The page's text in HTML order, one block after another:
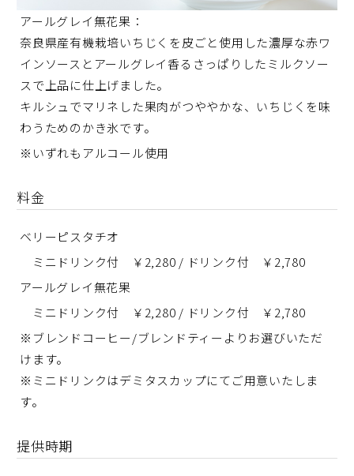
アールグレイ無花果：
奈良県産有機栽培いちじくを皮ごと使用した濃厚な赤ワ
インソースとアールグレイ香るさっぱりしたミルクソー
スで上品に仕上げました。
キルシュでマリネした果肉がつややかな、いちじくを味
わうためのかき氷です。
※いずれもアルコール使用
料金
ベリーピスタチオ
ミニドリンク付 ￥2,280 / ドリンク付 ￥2,780
アールグレイ無花果
ミニドリンク付 ￥2,280 / ドリンク付 ￥2,780
※ブレンドコーヒー/ブレンドティーよりお選びいただ
けます。
※ミニドリンクはデミタスカップにてご用意いたしま
す。
提供時期